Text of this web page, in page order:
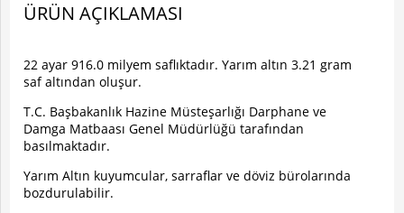
ÜRÜN AÇIKLAMASI
22 ayar 916.0 milyem saflıktadır. Yarım altın 3.21 gram
saf altından oluşur.
T.C. Başbakanlık Hazine Müsteşarlığı Darphane ve
Damga Matbaası Genel Müdürlüğü tarafından
basılmaktadır.
Yarım Altın kuyumcular, sarraflar ve döviz bürolarında
bozdurulabilir.